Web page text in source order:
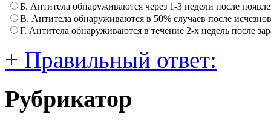
Б. Антитела обнаруживаются через 1-3 недели после
В. Антитела обнаруживаются в 50% случаев после
Г. Антитела обнаруживаются в течение 2-х недель после
+ Правильный ответ:
Рубрикатор